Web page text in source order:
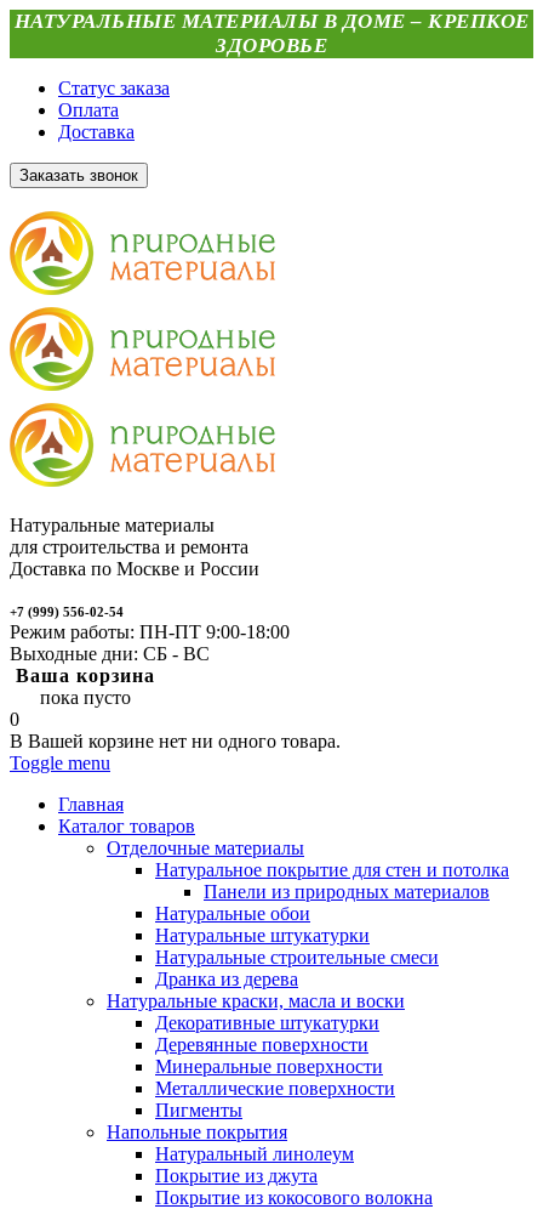
НАТУРАЛЬНЫЕ МАТЕРИАЛЫ В ДОМЕ – КРЕПКОЕ
ЗДОРОВЬЕ
Статус заказа
Оплата
Доставка
Заказать звонок
Натуральные материалы
для строительства и ремонта
Доставка по Москве и России
+7 (999) 556-02-54
Режим работы: ПН-ПТ 9:00-18:00
Выходные дни: СБ - ВС
Ваша корзина
пока пусто
0
В Вашей корзине нет ни одного товара.
Toggle menu
Главная
Каталог товаров
Отделочные материалы
Натуральное покрытие для стен и потолка
Панели из природных материалов
Натуральные обои
Натуральные штукатурки
Натуральные строительные смеси
Дранка из дерева
Натуральные краски, масла и воски
Декоративные штукатурки
Деревянные поверхности
Минеральные поверхности
Металлические поверхности
Пигменты
Напольные покрытия
Натуральный линолеум
Покрытие из джута
Покрытие из кокосового волокна